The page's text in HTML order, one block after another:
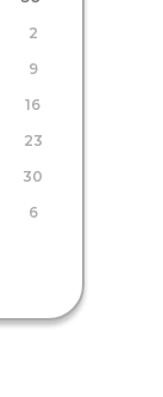
2
9
16
23
30
6